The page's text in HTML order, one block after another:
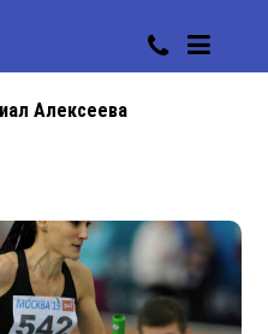
Алексеева